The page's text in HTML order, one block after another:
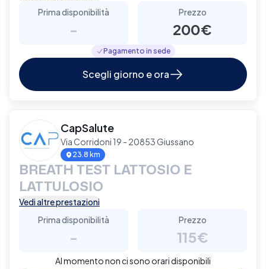
Prima disponibilità
-
Prezzo
200€
Pagamento in sede
Scegli giorno e ora
CapSalute
Via Corridoni 19 - 20853 Giussano
23.8 km
BREATH TEST LATTOSIO E
LATTULOSIO
Vedi altre prestazioni
Prima disponibilità
-
Prezzo
115€
Al momento non ci sono orari disponibili